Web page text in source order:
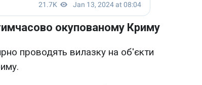
окупованому Криму
проводять вилазку на об'єкти